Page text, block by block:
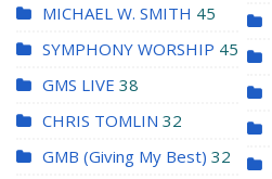
MICHAEL W. SMITH 45
SYMPHONY WORSHIP 45
GMS LIVE 38
CHRIS TOMLIN 32
GMB (Giving My Best) 32